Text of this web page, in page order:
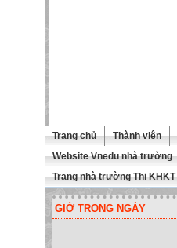
Trang chủ Thành viên
Website Vnedu nhà trường
Trang nhà trường Thi KHKT
GIỜ TRONG NGÀY